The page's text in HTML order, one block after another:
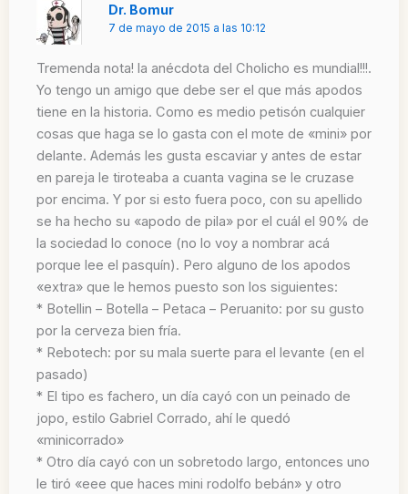
Dr. Bomur
7 de mayo de 2015 a las 10:12
Tremenda nota! la anécdota del Cholicho es mundial!!!.
Yo tengo un amigo que debe ser el que más apodos
tiene en la historia. Como es medio petisón cualquier
cosas que haga se lo gasta con el mote de «mini» por
delante. Además les gusta escaviar y antes de estar
en pareja le tiroteaba a cuanta vagina se le cruzase
por encima. Y por si esto fuera poco, con su apellido
se ha hecho su «apodo de pila» por el cuál el 90% de
la sociedad lo conoce (no lo voy a nombrar acá
porque lee el pasquín). Pero alguno de los apodos
«extra» que le hemos puesto son los siguientes:
* Botellin – Botella – Petaca – Peruanito: por su gusto
por la cerveza bien fría.
* Rebotech: por su mala suerte para el levante (en el
pasado)
* El tipo es fachero, un día cayó con un peinado de
jopo, estilo Gabriel Corrado, ahí le quedó
«minicorrado»
* Otro día cayó con un sobretodo largo, entonces uno
le tiró «eee que haces mini rodolfo bebán» y otro